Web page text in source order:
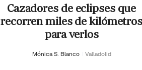
Cazadores de eclipses que
recorren miles de kilómetros
para verlos
Mónica S. Blanco Valladolid